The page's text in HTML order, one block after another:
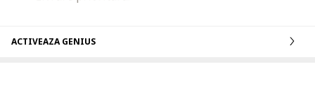
ACTIVEAZA GENIUS